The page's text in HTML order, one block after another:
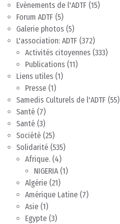
Evènements de l'ADTF (15)
Forum ADTF (5)
Galerie photos (5)
L'association: ADTF (372)
Activités citoyennes (333)
Publications (11)
Liens utiles (1)
Presse (1)
Samedis Culturels de l'ADTF (55)
Santé (7)
Santé (3)
Société (25)
Solidarité (535)
Afrique. (4)
NIGERIA(1)
Algérie (21)
Amérique Latine (7)
Asie (1)
Egypte (3)